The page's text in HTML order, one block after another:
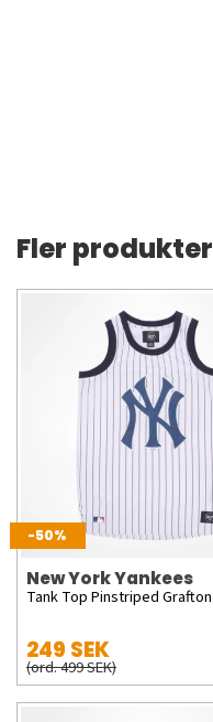
Fler produkter
-50%
New York Yankees
Tank Top Pinstriped Grafton
249 SEK
(ord. 499 SEK)